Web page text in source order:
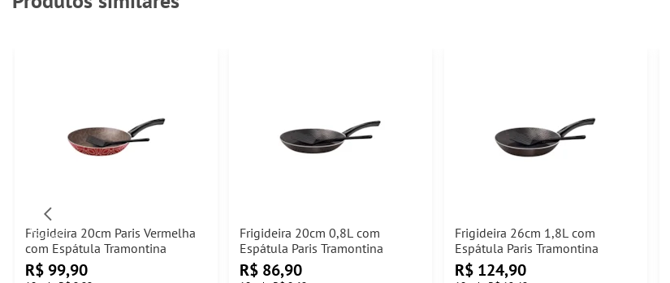
Frigideira 20cm Paris Vermelha
com Espátula Tramontina
R$ 99,90
Frigideira 20cm 0,8L com
Espátula Paris Tramontina
R$ 86,90
Frigideira 26cm 1,8L com
Espátula Paris Tramontina
R$ 124,90